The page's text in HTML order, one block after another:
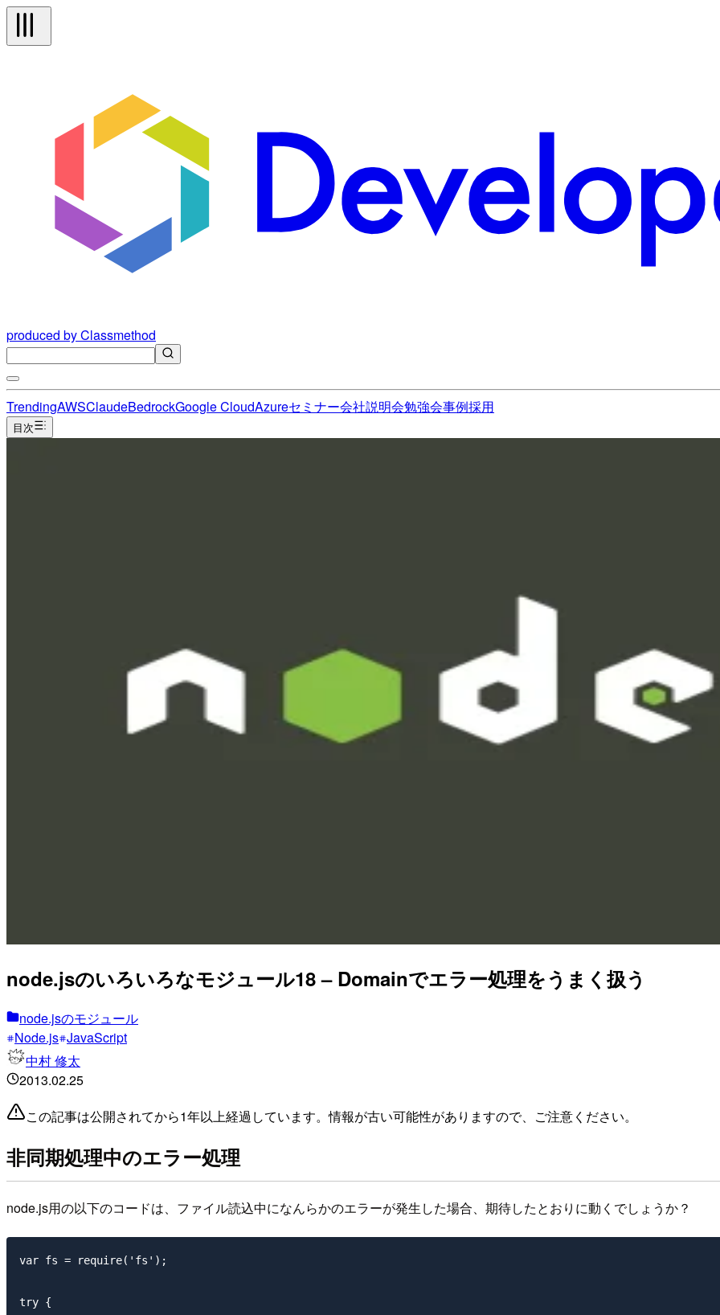
produced by Classmethod
TrendingAWSClaudeBedrockGoogle CloudAzureセミナー会社説明会勉強会事例採用
目次
node.jsのいろいろなモジュール18 – Domainでエラー処理をうまく扱う
node.jsのモジュール
Node.js JavaScript
中村 修太
2013.02.25
この記事は公開されてから1年以上経過しています。情報が古い可能性がありますので、ご注意ください。
非同期処理中のエラー処理
node.js用の以下のコードは、ファイル読込中になんらかのエラーが発生した場合、期待したとおりに動くでしょうか？
var fs = require('fs');
try {